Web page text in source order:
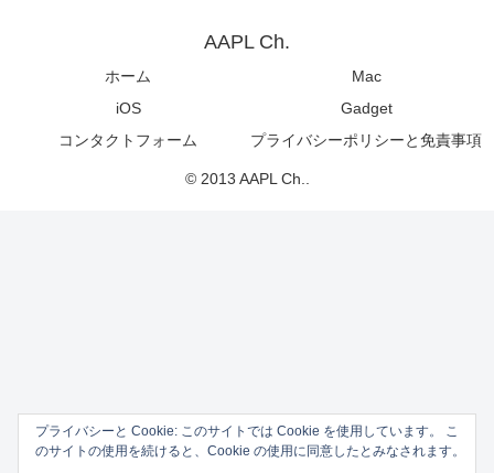
AAPL Ch.
ホーム
Mac
iOS
Gadget
コンタクトフォーム
プライバシーポリシーと免責事項
© 2013 AAPL Ch..
プライバシーと Cookie: このサイトでは Cookie を使用しています。 こ
のサイトの使用を続けると、Cookie の使用に同意したとみなされます。